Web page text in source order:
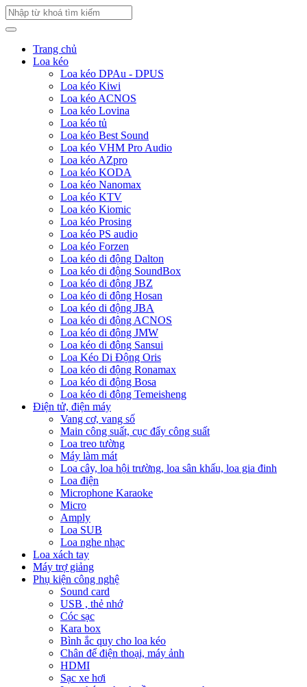
Trang chủ
Loa kéo
Loa kéo DPAu - DPUS
Loa kéo Kiwi
Loa kéo ACNOS
Loa kéo Lovina
Loa kéo tủ
Loa kéo Best Sound
Loa kéo VHM Pro Audio
Loa kéo AZpro
Loa kéo KODA
Loa kéo Nanomax
Loa kéo KTV
Loa kéo Kiomic
Loa kéo Prosing
Loa kéo PS audio
Loa kéo Forzen
Loa kéo di động Dalton
Loa kéo di động SoundBox
Loa kéo di động JBZ
Loa kéo di động Hosan
Loa kéo di động JBA
Loa kéo di động ACNOS
Loa kéo di động JMW
Loa kéo di động Sansui
Loa Kéo Di Động Oris
Loa kéo di động Ronamax
Loa kéo di động Bosa
Loa kéo di động Temeisheng
Điện tử, điện máy
Vang cơ, vang số
Main công suất, cục đẩy công suất
Loa treo tường
Máy làm mát
Loa cây, loa hội trường, loa sân khấu, loa gia đinh
Loa điện
Microphone Karaoke
Micro
Amply
Loa SUB
Loa nghe nhạc
Loa xách tay
Máy trợ giảng
Phụ kiện công nghệ
Sound card
USB , thẻ nhớ
Cóc sạc
Kara box
Bình ắc quy cho loa kéo
Chân để điện thoại, máy ảnh
HDMI
Sạc xe hơi